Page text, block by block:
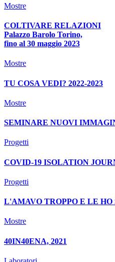
Mostre
COLTIVARE RELAZIONI
Palazzo Barolo Torino,
fino al 30 maggio 2023
Mostre
TU COSA VEDI? 2022-2023
Mostre
SEMINARE NUOVI
Progetti
COVID-19 ISOLATION
Progetti
L'AMAVO TROPPO E LE HO
Mostre
40IN40ENA, 2021